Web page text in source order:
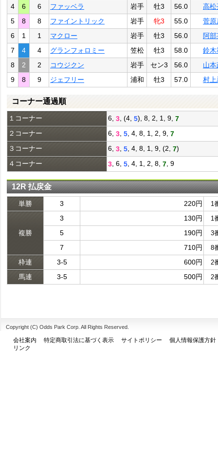
4
6 6 ファッベラ 岩手 牡3 56.0
高松
5
8 8 ファイントリック 岩手 牝3 55.0
菅原
6
1 1 マクロー 岩手 牡3 56.0
阿
7
4 4 グランフォロミー 笠松 牡3 58.0
鈴木
8
2 2 コウジクン 岩手 セン3 56.0
山本
9
8 9 ジェフリー 浦和 牡3 57.0 村上
コーナー通過順
１コーナー 6, 3 , (4, 5), 8, 2, 1, 9, 7
２コーナー
6, 3 5 , 4, 8, 1, 2, 9, 7
３コーナー
6, 3 5 , 4, 8, 1, 9, (2, 7)
４コーナー
3 , 6, 5 , 4, 1, 2, 8, 7 , 9
12R 払戻金
単勝 3 220円 1
複勝
3 130円 1
5 190円 3
7 710円 8
枠連 3-5 600円 2
馬連 3-5 500円 2
Copyright (C) Odds Park Corp. All Rights Reserved.
会社案内 特定商取引法に基づく表示 サイトポリシー
個人情報保護方針
リンク